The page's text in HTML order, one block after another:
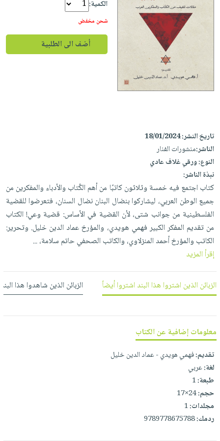
Ai
إختيارات
كتب
صندوق
القراءة
تحميل
تحميل
iKitab
على
Apple
أسئلة
يتكرر
على
Android
على
Apple
المواضيع
الأكثر
مبيعاً
وسائل
تعليمية
تعليمية
الصحة
جديد
الشخصية
العناية
وتصفيف
الشعر
العناية
بالجسم
العناية
بالأسنان
الحمية
والتغذية
جديد
الكل
أواني
الطهي
أدوات
الخبز
أدوات
المائدة
الأوعية
والتخزين
أدوات
متجر
الهدايا
أقسام
الأكثر
مبيعاً
العودة
للمدارس
اكسسوارات
كتب
اكسسوارات
منزلية
اكسسوارات
ملابس
مطرزات
حقائب
حلي
عناية
شحن
مجاني
بنود
مختارة
كل
صندوق
القراءة
iKitab
بلا
حدود
متقدم
نيل
وفرات
عن
الشركة
سياسة
حسابك
لائحة
الكمية:
شحن مخفض
أضف الى الطلبية
تاريخ النشر:18/01/2024
الناشر:منشورات الفنار
النوع:ورقي غلاف عادي
نبذة الناشر:
كتاب اجتمع فيه خمسة وثلاثون كاتبًا من أهم الكُتاب والأدباء والمفكرين من
جميع الوطن العربي، ليشاركوا بنضال البنان نضال السنان، فتعرضوا للقضية
الفلسطينية من جوانب شتى، لأن القضية في الأساس: قضية وعي! الكتاب
من تقديم المفكر الكبير فهمي هويدي، والمؤرخ عماد الدين خليل. وتحرير:
الكاتب والمؤرخ أحمد المنزلاوي، والكاتب الصحفي حاتم سلامة،...
إقرأ المزيد
الزبائن الذين اشتروا هذا البند اشتروا أيضاً الزبائن الذين شاهدوا هذا
معلومات إضافية عن الكتاب
تقديم:فهمي هويدي - عماد الدين خليل
لغة:عربي
طبعة:1
حجم:24×17
مجلدات:1
ردمك:9789778675788